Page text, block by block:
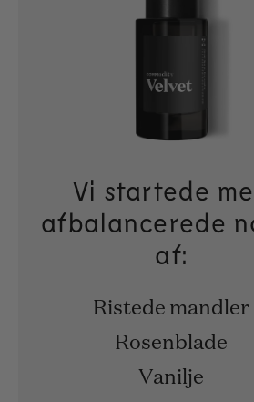
Vi startede
afbalancerede
af:
Ristede mandler
Rosenblade
Vanilje